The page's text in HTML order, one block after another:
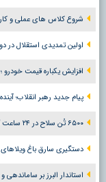
شروع کلاس های عملی و
اولین تمدیدی استقلال
افزایش یکباره قیمت
پیام جدید رهبر انقلاب؛
۶۵۰۰ تُن سلاح در ۲۴ ساعت گذشته از آمریکا به اسرائیل ارسال شد
دستگیری سارق باغ ویلاهای کرج و
استاندار البرز بر